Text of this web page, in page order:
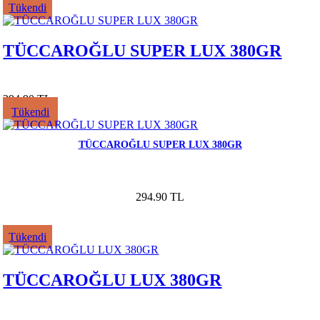
Tükendi
TÜCCAROĞLU SUPER LUX 380GR
294.90 TL
Tükendi
TÜCCAROĞLU SUPER LUX 380GR
294.90 TL
Tükendi
TÜCCAROĞLU LUX 380GR